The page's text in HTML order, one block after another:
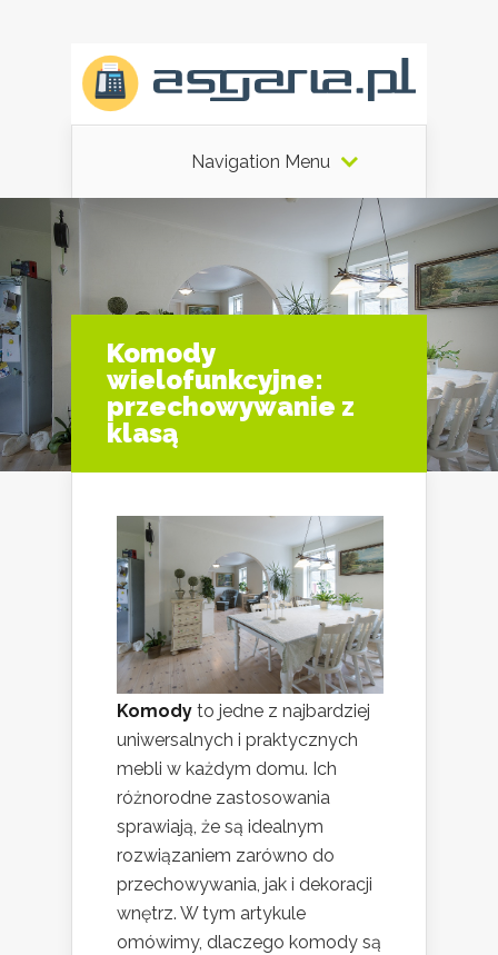
Navigation Menu
Komody
wielofunkcyjne:
przechowywanie z
klasą
Komody to jedne z najbardziej
uniwersalnych i praktycznych
mebli w każdym domu. Ich
różnorodne zastosowania
sprawiają, że są idealnym
rozwiązaniem zarówno do
przechowywania, jak i dekoracji
wnętrz. W tym artykule
omówimy, dlaczego komody są